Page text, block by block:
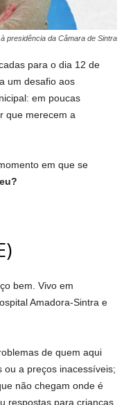
presidência da Câmara de Sintra
para o dia 12 de
um desafio aos
em poucas
que merecem a
em que se
bem. Vivo em
Amadora-Sintra e
de quem aqui
ou a preços inacessíveis;
não chegam onde é
respostas para crianças